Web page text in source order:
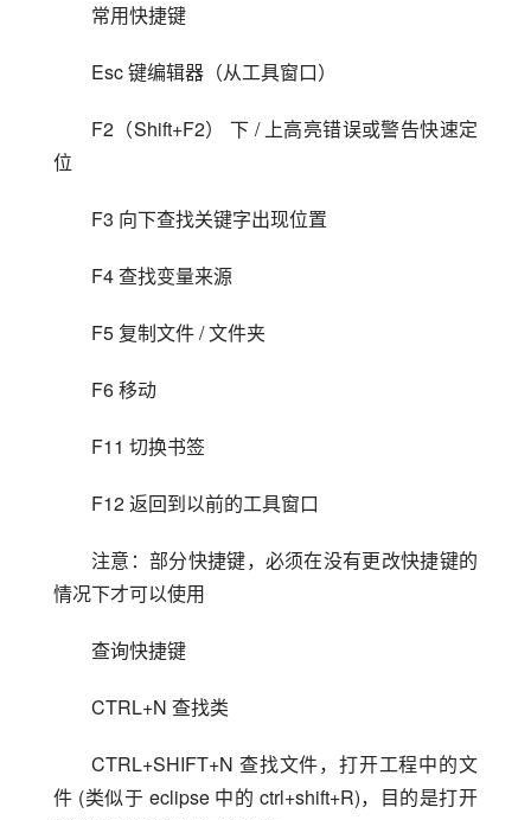
常用快捷键
Esc 键编辑器（从工具窗口）
F2（Shift+F2） 下 / 上高亮错误或警告快速定
位
F3 向下查找关键字出现位置
F4 查找变量来源
F5 复制文件 / 文件夹
F6 移动
F11 切换书签
F12 返回到以前的工具窗口
注意：部分快捷键，必须在没有更改快捷键的
情况下才可以使用
查询快捷键
CTRL+N 查找类
CTRL+SHIFT+N 查找文件，打开工程中的文
件 (类似于 eclipse 中的 ctrl+shift+R)，目的是打开